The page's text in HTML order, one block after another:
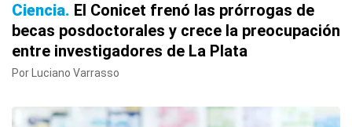
Ciencia El Conicet frenó las prórrogas de
becas posdoctorales y crece la preocupación
entre investigadores de La Plata
Por Luciano Varrasso